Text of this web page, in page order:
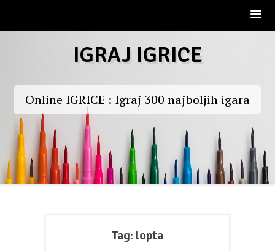
IGRAJ IGRICE
Online IGRICE : Igraj 300 najboljih igara
Tag: lopta